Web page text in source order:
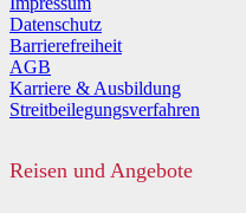
Datenschutz
Barrierefreiheit
AGB
Karriere & Ausbildung
Streitbeilegungsverfahren
Reisen und Angebote